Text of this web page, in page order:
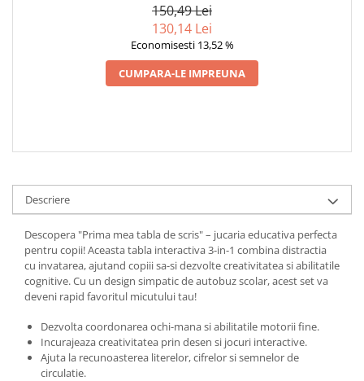
150,49 Lei
130,14 Lei
Economisesti 13,52 %
CUMPARA-LE IMPREUNA
Descriere
Descopera "Prima mea tabla de scris" – jucaria educativa perfecta
pentru copii! Aceasta tabla interactiva 3-in-1 combina distractia
cu invatarea, ajutand copiii sa-si dezvolte creativitatea si abilitatile
cognitive. Cu un design simpatic de autobuz scolar, acest set va
deveni rapid favoritul micutului tau!
Dezvolta coordonarea ochi-mana si abilitatile motorii fine.
Incurajeaza creativitatea prin desen si jocuri interactive.
Ajuta la recunoasterea literelor, cifrelor si semnelor de
circulatie.